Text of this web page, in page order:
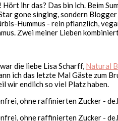
ihr das? Das bin ich. Beim
gone singing, sondern
Zwei meiner Lieben
die liebe Lisa Scharff, Natural
ich das letzte Mal Gäste zum
wir endlich so viel Platz haben.